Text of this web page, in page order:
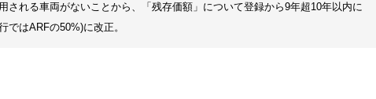
される車両がないことから、「残存価額」について登録から9年超10年以内に
ではARFの50%)に改正。